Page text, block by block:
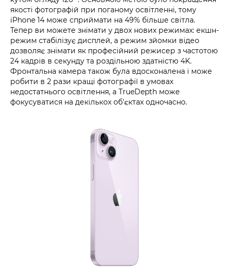
якості фотографій при поганому освітленні, тому
iPhone 14 може сприймати на 49% більше світла.
Тепер ви можете знімати у двох нових режимах: екшн-
режим стабілізує дисплей, а режим зйомки відео
дозволяє знімати як професійний режисер з частотою
24 кадрів в секунду та роздільною здатністю 4K.
Фронтальна камера також була вдосконалена і може
робити в 2 рази кращі фотографії в умовах
недостатнього освітлення, а TrueDepth може
фокусуватися на декількох об'єктах одночасно.